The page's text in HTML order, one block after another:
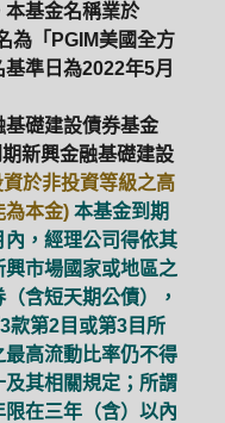
基金名稱業於
為「PGIM美國全方
準日為2022年5月
基礎建設債券基金
新興金融基礎建設
於非投資等級之高
為本金) 本基金到期
，經理公司得依其
市場國家或地區之
含短天期公債），
款第2目或第3目所
高流動比率仍不得
其相關規定；所謂
限在三年（含）以內